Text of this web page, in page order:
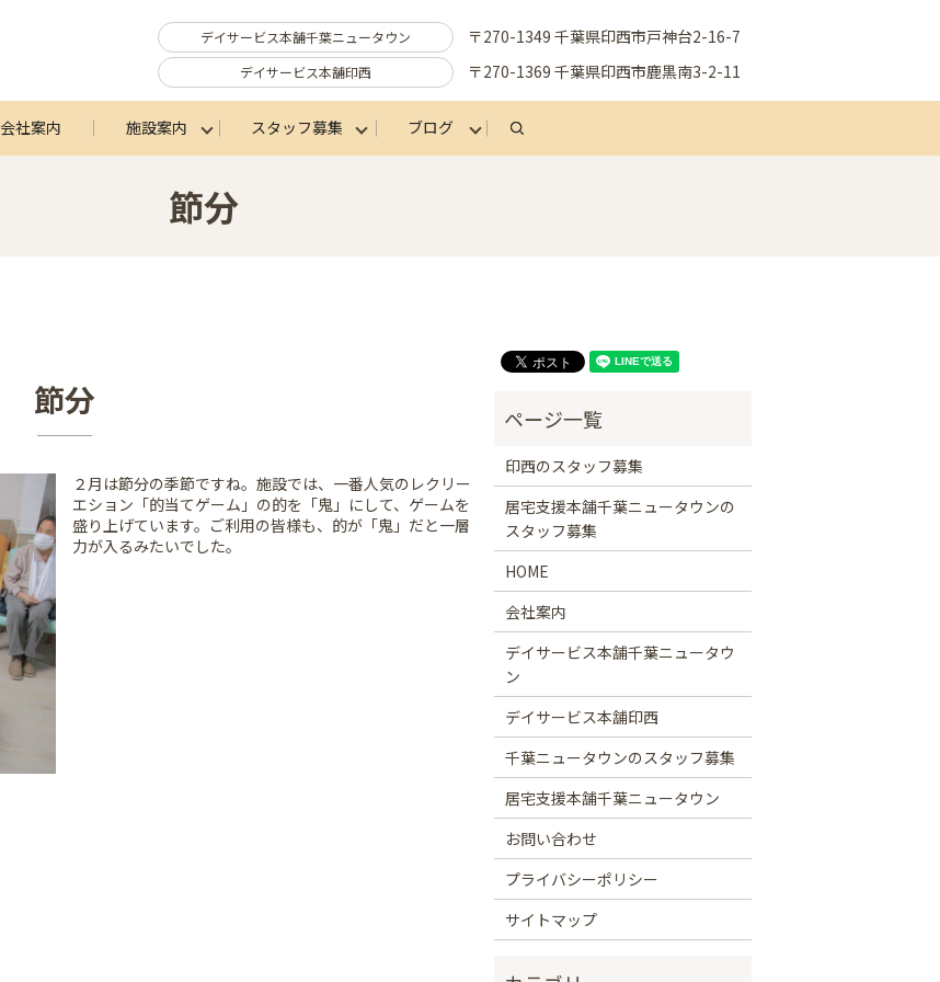
デイサービス本舗千葉ニュータウン 〒270-1349 千葉県印西市戸神台2-16-7
デイサービス本舗印西 〒270-1369 千葉県印西市鹿黒南3-2-11
会社案内 施設案内 スタッフ募集 ブログ search
節分
節分
２月は節分の季節ですね。施設では、一番人気のレクリー
エション「的当てゲーム」の的を「鬼」にして、ゲームを
盛り上げています。ご利用の皆様も、的が「鬼」だと一層
力が入るみたいでした。
印西のスタッフ募集
居宅支援本舗千葉ニュータウンの
スタッフ募集
HOME
会社案内
デイサービス本舗千葉ニュータウ
ン
デイサービス本舗印西
千葉ニュータウンのスタッフ募集
居宅支援本舗千葉ニュータウン
お問い合わせ
プライバシーポリシー
サイトマップ